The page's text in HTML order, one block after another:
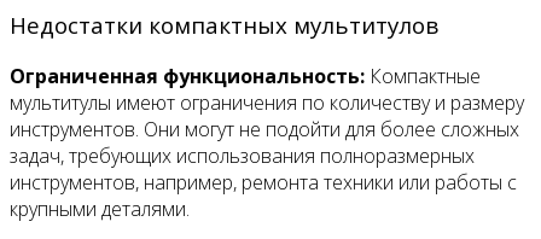
Недостатки компактных мультитулов
Ограниченная функциональность: Компактные
мультитулы имеют ограничения по количеству и размеру
инструментов. Они могут не подойти для более сложных
задач, требующих использования полноразмерных
инструментов, например, ремонта техники или работы с
крупными деталями.